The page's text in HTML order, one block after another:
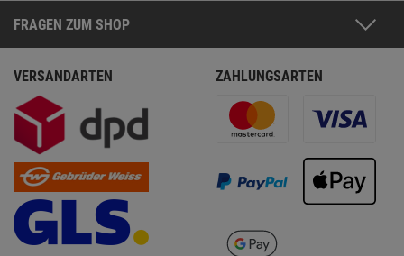
FRAGEN ZUM SHOP
VERSANDARTEN ZAHLUNGSARTEN